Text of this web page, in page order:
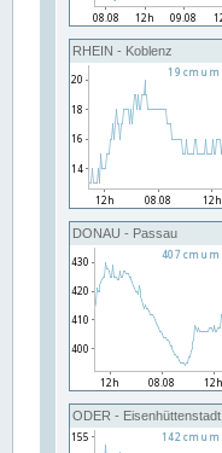
RHEIN - Koblenz
DONAU - Passau
ODER - Eisenhüttenstadt